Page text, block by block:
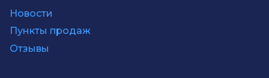
Новости
Пункты продаж
Отзывы